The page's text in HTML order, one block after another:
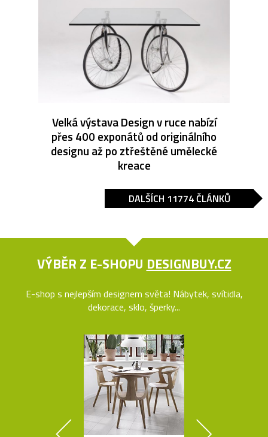
Velká výstava Design v ruce nabízí
přes 400 exponátů od originálního
designu až po ztřeštěné umělecké
kreace
DALŠÍCH 11774 ČLÁNKŮ
VÝBĚR Z E-SHOPU DESIGNBUY.CZ
E-shop s nejlepším designem světa! Nábytek, svítidla,
dekorace, sklo, šperky...